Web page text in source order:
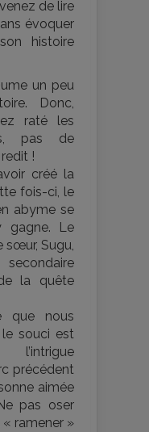
de lire
évoquer
histoire
un peu
Donc,
raté les
pas de
!
créé la
fois-ci, le
abyme se
gagne. Le
sœur, Sugu,
la quête
que nous
souci est
l’intrigue
précédent
aimée
pas oser
« ramener »